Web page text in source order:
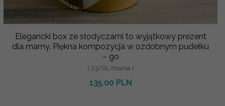
Elegancki box ze słodyczami to wyjątkowy prezent
dla mamy. Piękna kompozycja w ozdobnym pudełku
– go
( 03/SŁ/mama )
135.00 PLN